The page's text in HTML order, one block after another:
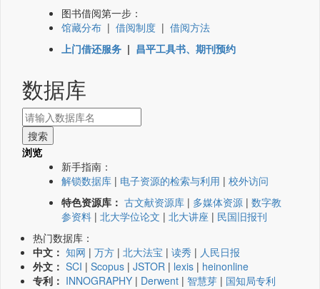
图书借阅第一步：
馆藏分布 | 借阅制度 | 借阅方法
上门借还服务 | 昌平工具书、期刊预约
数据库
浏览
新手指南：
解锁数据库 | 电子资源的检索与利用 | 校外访问
特色资源库： 古文献资源库 | 多媒体资源 | 数字教
参资料 | 北大学位论文 | 北大讲座 | 民国旧报刊
热门数据库：
中文： 知网 | 万方 | 北大法宝 | 读秀 | 人民日报
外文： SCI | Scopus | JSTOR | lexis | heinonline
专利： INNOGRAPHY | Derwent | 智慧芽 | 国知局专利